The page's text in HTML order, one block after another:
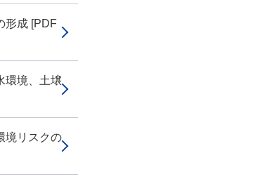
成 [PDF
境、土壌
リスクの